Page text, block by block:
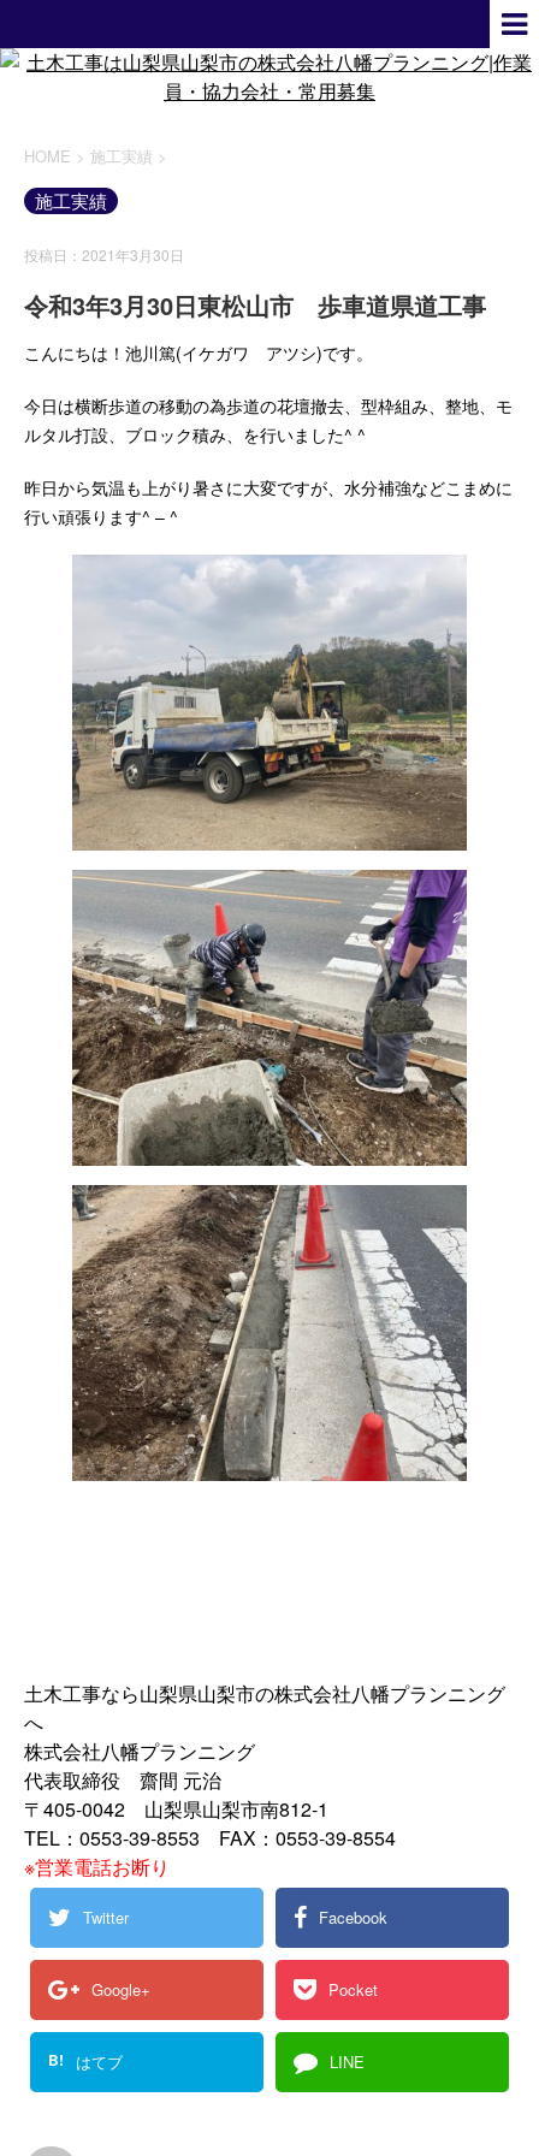
HOME > 施工実績 >
施工実績
投稿日：2021年3月30日
令和3年3月30日東松山市 歩車道県道工事
こんにちは！池川篤(イケガワ アツシ)です。
今日は横断歩道の移動の為歩道の花壇撤去、型枠組み、整地、モ
ルタル打設、ブロック積み、を行いました^ ^
昨日から気温も上がり暑さに大変ですが、水分補強などこまめに
行い頑張ります^ – ^
土木工事なら山梨県山梨市の株式会社八幡プランニング
へ
株式会社八幡プランニング
代表取締役 齋間 元治
〒405-0042 山梨県山梨市南812-1
TEL：0553-39-8553 FAX：0553-39-8554
※営業電話お断り
Twitter Facebook
Google+ Pocket
B! はてブ LINE